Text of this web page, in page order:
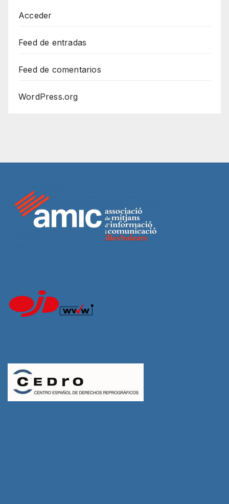
Acceder
Feed de entradas
Feed de comentarios
WordPress.org